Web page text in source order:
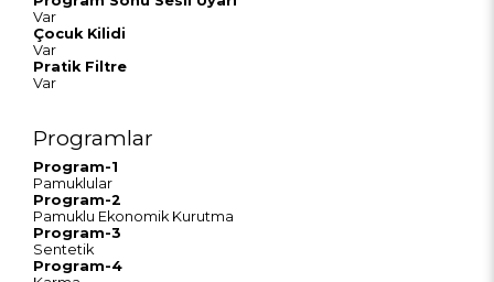
Var
Çocuk Kilidi
Var
Pratik Filtre
Var
Programlar
Program-1
Pamuklular
Program-2
Pamuklu Ekonomik Kurutma
Program-3
Sentetik
Program-4